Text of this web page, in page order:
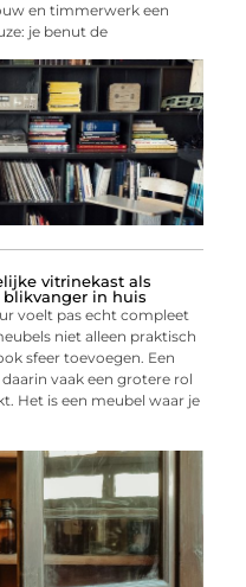
en timmerwerk een
je benut de
vitrinekast als
blikvanger in huis
voelt pas echt compleet
niet alleen praktisch
sfeer toevoegen. Een
vaak een grotere rol
Het is een meubel waar je